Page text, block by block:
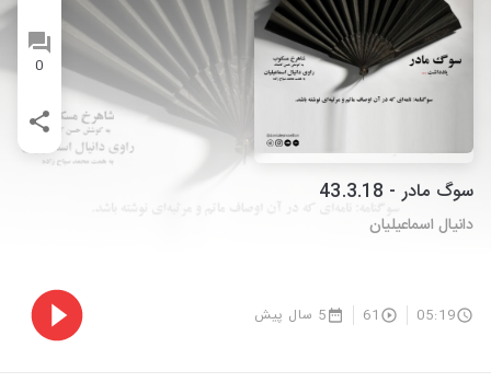
0
سوگ مادر - 43.3.18
دانیال اسماعیلیان
05:19
61 5 سال پیش